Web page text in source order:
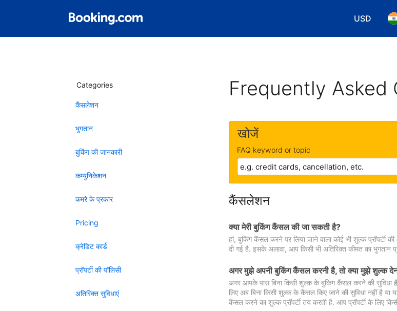
USD
अपनी
Categories
कैंसलेशन
भुगतान
बुकिंग की जानकारी
कम्युनिकेशन
कमरे के प्रकार
Pricing
क्रेडिट कार्ड
प्रॉपर्टी की पॉलिसी
अतिरिक्त सुविधाएं
Frequently Asked
खोजें
FAQ keyword or topic
कैंसलेशन
क्या मेरी बुकिंग कैंसल की जा सकती है?
हां, बुकिंग कैंसल करने पर लिया जाने वाला कोई भी शुल्क प्रॉपर्टी
दी गई है. इसके अलावा, आप किसी भी अतिरिक्त कीमत का भुगतान
अगर मुझे अपनी बुकिंग कैंसल करनी है, तो क्या मुझे शुल्क
अगर आपके पास बिना किसी शुल्क के बुकिंग कैंसल करने की
लिए अब बिना किसी शुल्क के कैंसल किए जाने की सुविधा नहीं है
कैंसल करने का शुल्क प्रॉपर्टी तय करती है. आप प्रॉपर्टी के लिए